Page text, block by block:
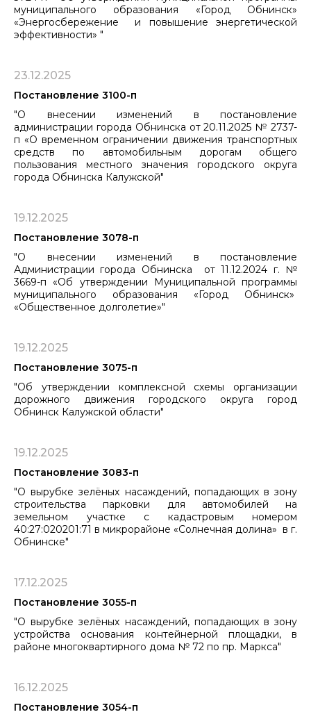
муниципального образования «Город Обнинск»
«Энергосбережение и повышение энергетической
эффективности» "
23.12.2025
Постановление 3100-п
"О внесении изменений в постановление
администрации города Обнинска от 20.11.2025 № 2737-
п «О временном ограничении движения транспортных
средств по автомобильным дорогам общего
пользования местного значения городского округа
города Обнинска Калужской"
19.12.2025
Постановление 3078-п
"О внесении изменений в постановление
Администрации города Обнинска от 11.12.2024 г. №
3669-п «Об утверждении Муниципальной программы
муниципального образования «Город Обнинск»
«Общественное долголетие»"
19.12.2025
Постановление 3075-п
"Об утверждении комплексной схемы организации
дорожного движения городского округа город
Обнинск Калужской области"
19.12.2025
Постановление 3083-п
"О вырубке зелёных насаждений, попадающих в зону
строительства парковки для автомобилей на
земельном ​​​​​​​участке с кадастровым номером
40:27:020201:71 в микрорайоне «Солнечная долина» в г.
Обнинске"
17.12.2025
Постановление 3055-п
"О вырубке зелёных насаждений, попадающих в зону
устройства основания контейнерной площадки, в
районе многоквартирного дома № 72 по пр. Маркса"
16.12.2025
Постановление 3054-п